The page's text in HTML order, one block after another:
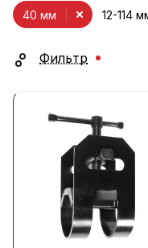
12-114
40 мм
Фильтр